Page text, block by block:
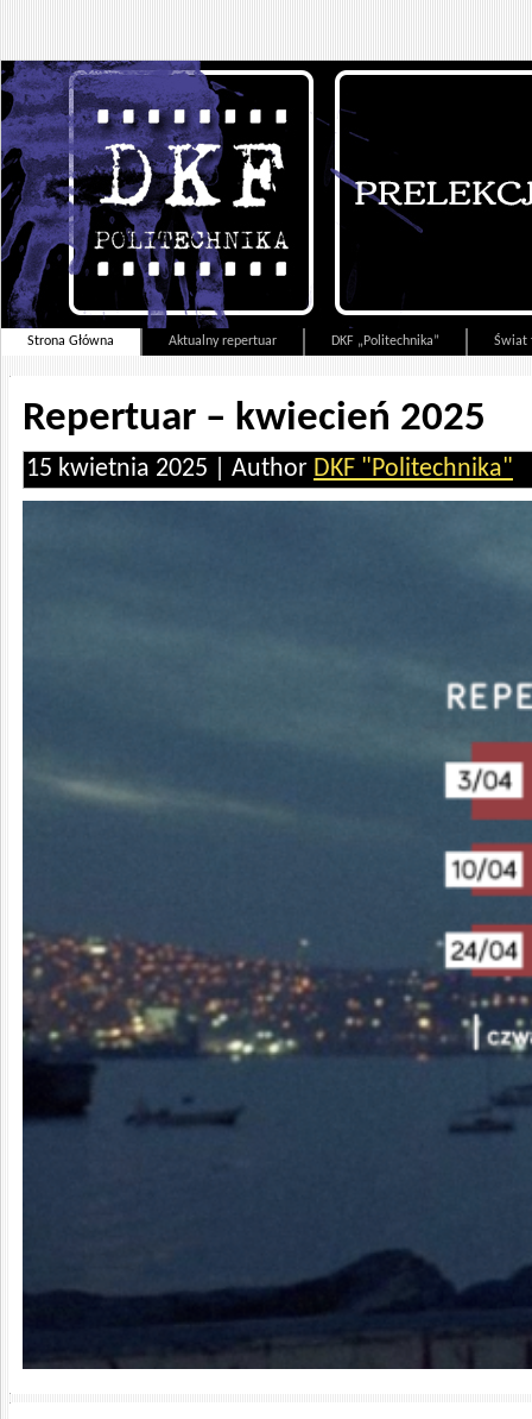
Strona Główna Aktualny repertuar DKF „Politechnika” Świat
Repertuar – kwiecień 2025
15 kwietnia 2025 | Author DKF "Politechnika"